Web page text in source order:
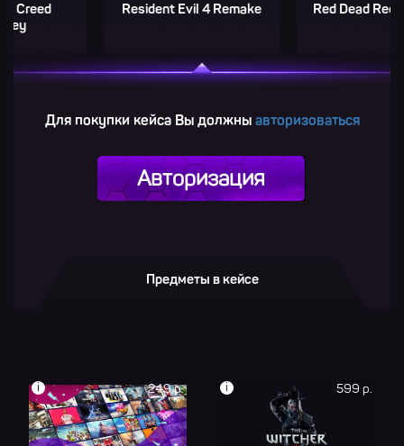
Resident Evil 4 Remake Red Dead
Для покупки кейса Вы должны авторизоваться
Авторизация
Предметы в кейсе
249 р.
i 599 р.
i